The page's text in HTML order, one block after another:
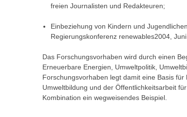
freien Journalisten und Redakteuren;
Einbeziehung von Kindern und
Regierungskonferenz renewables2004,
Das Forschungsvorhaben wird durch einen
Erneuerbare Energien, Umweltpolitik,
Forschungsvorhaben legt damit eine Basis
Umweltbildung und der Öffentlichkeitsarbeit
Kombination ein wegweisendes Beispiel.